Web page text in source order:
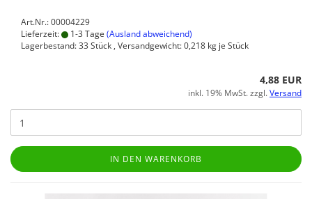
Art.Nr.: 00004229
Lieferzeit:
1-3 Tage (Ausland abweichend)
Lagerbestand: 33 Stück , Versandgewicht:0,218 kg je Stück
4,88 EUR
inkl. 19% MwSt. zzgl.Versand
IN DEN WARENKORB